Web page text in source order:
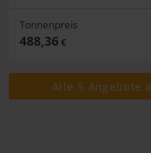
Tonnenpreis
488,36 €
Alle 5 Angebote